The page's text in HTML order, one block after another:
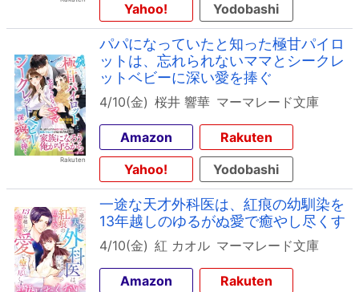
Yahoo!
Yodobashi
パパになっていたと知った極甘パイロ
ットは、忘れられないママとシークレ
ットベビーに深い愛を捧ぐ
4/10(金) 桜井 響華 マーマレード文庫
Amazon
Rakuten
Yahoo!
Yodobashi
一途な天才外科医は、紅痕の幼馴染を
13年越しのゆるがぬ愛で癒やし尽くす
4/10(金) 紅 カオル マーマレード文庫
Amazon
Rakuten